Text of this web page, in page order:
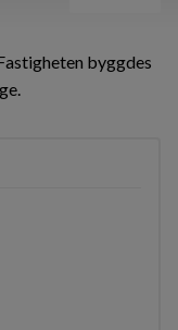
byggdes